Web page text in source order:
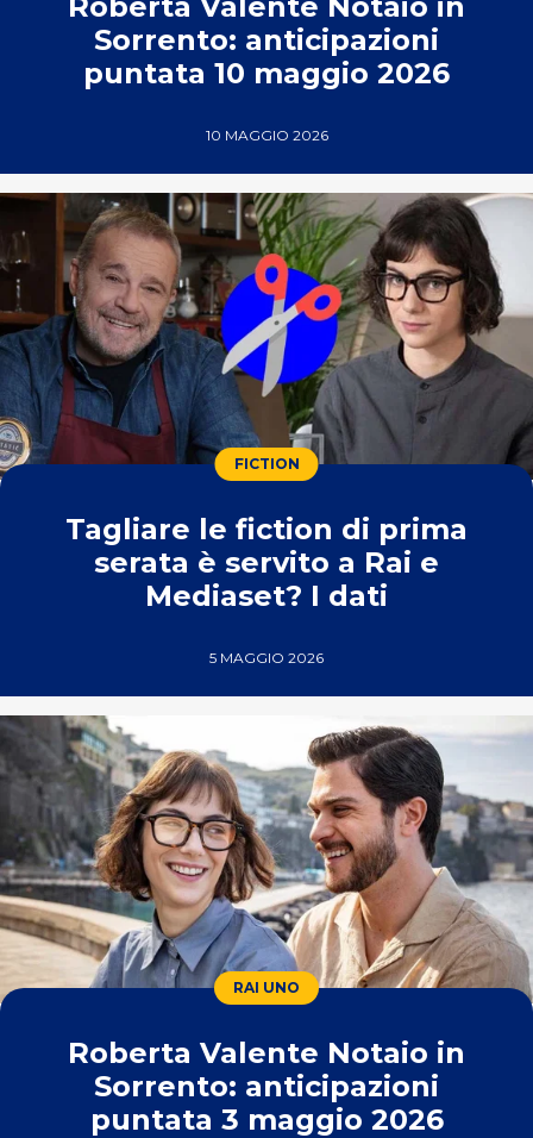
Sorrento: anticipazioni
puntata 10 maggio 2026
10 MAGGIO 2026
FICTION
Tagliare le fiction di prima
serata è servito a Rai e
Mediaset? I dati
5 MAGGIO 2026
RAI UNO
Roberta Valente Notaio in
Sorrento: anticipazioni
puntata 3 maggio 2026